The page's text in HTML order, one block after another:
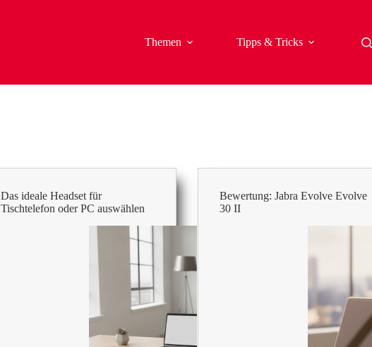
Themen Tipps & Tricks
Das ideale Headset für
Tischtelefon oder PC auswählen
Bewertung: Jabra Evolve Evolve
30 II